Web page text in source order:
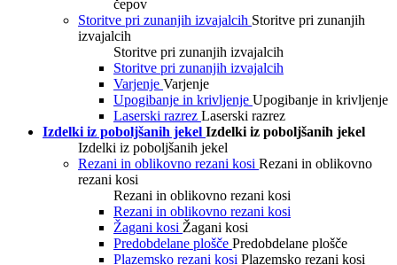
čepov
Storitve pri zunanjih izvajalcih Storitve pri zunanjih
izvajalcih
Storitve pri zunanjih izvajalcih
Storitve pri zunanjih izvajalcih
Varjenje Varjenje
Upogibanje in krivljenje Upogibanje in krivljenje
Laserski razrez Laserski razrez
Izdelki iz poboljšanih jekel Izdelki iz poboljšanih jekel
Izdelki iz poboljšanih jekel
Rezani in oblikovno rezani kosi Rezani in oblikovno
rezani kosi
Rezani in oblikovno rezani kosi
Rezani in oblikovno rezani kosi
Žagani kosi Žagani kosi
Predobdelane plošče Predobdelane plošče
Plazemsko rezani kosi Plazemsko rezani kosi